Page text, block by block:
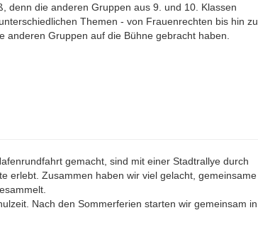
denn die anderen Gruppen aus 9. und 10. Klassen
Themen - von Frauenrechten bis hin zu
anderen Gruppen auf die Bühne gebracht haben.
gemacht, sind mit einer Stadtrallye durch
erlebt. Zusammen haben wir viel gelacht, gemeinsame
Nach den Sommerferien starten wir gemeinsam in